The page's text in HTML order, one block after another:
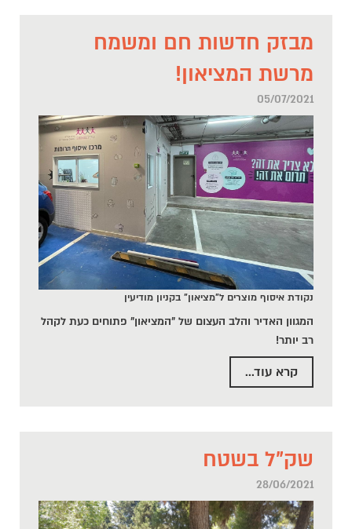
מבזק חדשות חם ומשמח
מרשת המציאון!
05/07/2021
נקודת איסוף מוצרים ל"מציאון" בקניון מודיעין
המגוון האדיר והלב העצום של "המציאון" פתוחים כעת לקהל
רב יותר!
קרא עוד...
שק"ל בשטח
28/06/2021